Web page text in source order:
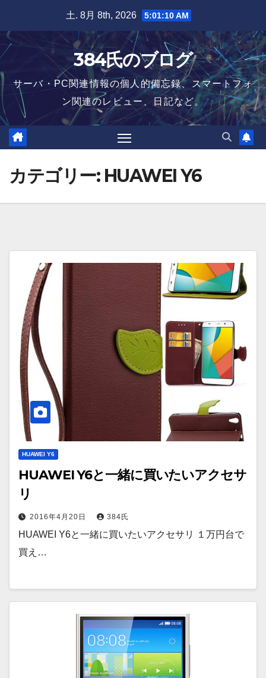
content
土. 8月 8th, 2026 5:01:10 AM
384氏のブログ
サーバ・PC関連情報の個人的備忘録、スマートフォ
ン関連のレビュー、日記など。
カテゴリー: HUAWEI Y6
HUAWEI Y6
HUAWEI Y6と一緒に買いたいアクセサ
リ
2016年4月20日 384氏
HUAWEI Y6と一緒に買いたいアクセサリ １万円台で
買え…